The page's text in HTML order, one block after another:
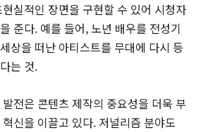
실적인 장면을 구현할 수 있어 시청자
준다. 예를 들어, 노년 배우를 전성기
상을 떠난 아티스트를 무대에 다시 등
는 것.
전은 콘텐츠 제작의 중요성을 더욱 부
신을 이끌고 있다. 저널리즘 분야도